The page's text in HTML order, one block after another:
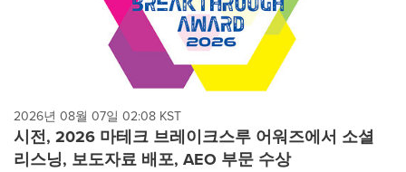
2026년 08월 07일 02:08 KST
시전, 2026 마테크 브레이크스루 어워즈에서 소셜
리스닝, 보도자료 배포, AEO 부문 수상